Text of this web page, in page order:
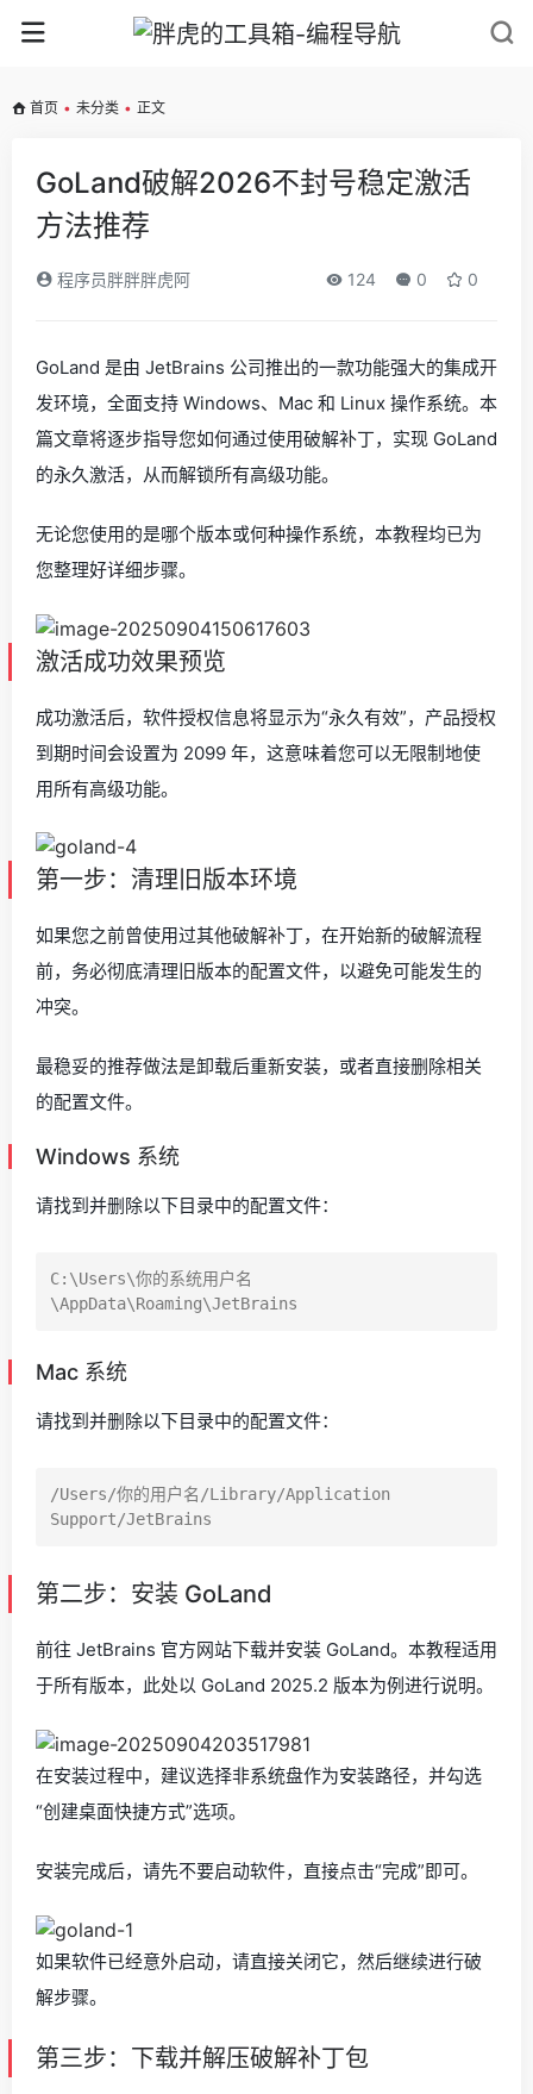
首页 • 未分类 • 正文
GoLand破解2026不封号稳定激活
方法推荐
程序员胖胖胖虎阿 124 0 0
GoLand 是由 JetBrains 公司推出的一款功能强大的集成开
发环境，全面支持 Windows、Mac 和 Linux 操作系统。本
篇文章将逐步指导您如何通过使用破解补丁，实现 GoLand
的永久激活，从而解锁所有高级功能。
无论您使用的是哪个版本或何种操作系统，本教程均已为
您整理好详细步骤。
激活成功效果预览
成功激活后，软件授权信息将显示为“永久有效”，产品授权
到期时间会设置为 2099 年，这意味着您可以无限制地使
用所有高级功能。
第一步：清理旧版本环境
如果您之前曾使用过其他破解补丁，在开始新的破解流程
前，务必彻底清理旧版本的配置文件，以避免可能发生的
冲突。
最稳妥的推荐做法是卸载后重新安装，或者直接删除相关
的配置文件。
Windows 系统
请找到并删除以下目录中的配置文件：
C:\Users\你的系统用户名
Mac 系统
请找到并删除以下目录中的配置文件：
/Users/你的用户名/Library/Application
第二步：安装 GoLand
前往 JetBrains 官方网站下载并安装 GoLand。本教程适用
于所有版本，此处以 GoLand 2025.2 版本为例进行说明。
在安装过程中，建议选择非系统盘作为安装路径，并勾选
“创建桌面快捷方式”选项。
安装完成后，请先不要启动软件，直接点击“完成”即可。
如果软件已经意外启动，请直接关闭它，然后继续进行破
解步骤。
第三步：下载并解压破解补丁包